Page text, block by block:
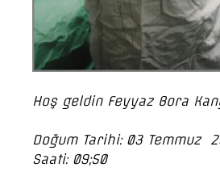
Hoş geldin Feyyaz Bora
Doğum Tarihi: 03 Temmuz
Saati: 09;50